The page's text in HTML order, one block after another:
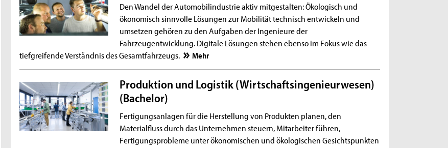
Den Wandel der Automobilindustrie aktiv mitgestalten: Ökologisch und
ökonomisch sinnvolle Lösungen zur Mobilität technisch entwickeln und
umsetzen gehören zu den Aufgaben der Ingenieure der
Fahrzeugentwicklung. Digitale Lösungen stehen ebenso im Fokus wie das
tiefgreifende Verständnis des Gesamtfahrzeugs.
Mehr
Produktion und Logistik (Wirtschaftsingenieurwesen)
(Bachelor)
Fertigungsanlagen für die Herstellung von Produkten planen, den
Materialfluss durch das Unternehmen steuern, Mitarbeiter führen,
Fertigungsprobleme unter ökonomischen und ökologischen Gesichtspunkten